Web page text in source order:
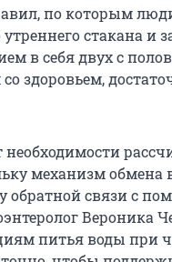
по которым
стакана и
в себя двух с
здоровьем,
необходимости
механизм обмена
обратной связи с
Вероника
питья воды при